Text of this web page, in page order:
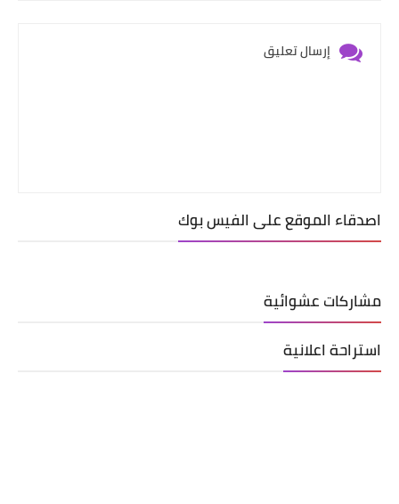
إرسال تعليق
اصدقاء الموقع على الفيس بوك
مشاركات عشوائية
استراحة اعلانية